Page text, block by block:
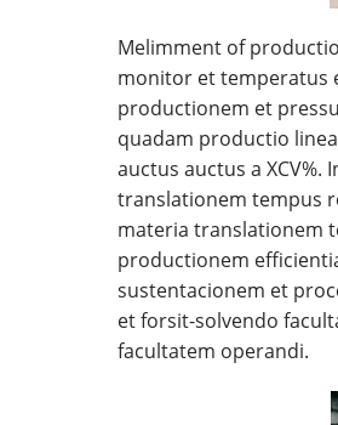
Melimment of
monitor et temperatus
productionem et
quadam productio
auctus auctus a
translationem tempus
materia translationem
productionem
sustentacionem et
et forsit-solvendo
facultatem operandi.